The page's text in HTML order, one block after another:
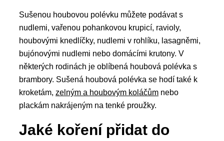
Sušenou houbovou polévku můžete podávat s
nudlemi, vařenou pohankovou krupicí, ravioly,
houbovými knedlíčky, nudlemi v rohlíku, lasagněmi,
bujónovými nudlemi nebo domácími krutony. V
některých rodinách je oblíbená houbová polévka s
brambory. Sušená houbová polévka se hodí také k
kroketám, zelným a houbovým koláčům nebo
plackám nakrájeným na tenké proužky.
Jaké koření přidat do